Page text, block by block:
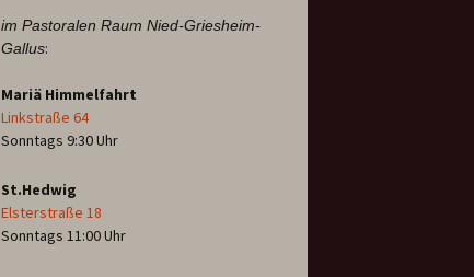
im Pastoralen Raum Nied-Griesheim-
Gallus:
Mariä Himmelfahrt
Linkstraße 64
Sonntags 9:30 Uhr
St.Hedwig
Elsterstraße 18
Sonntags 11:00 Uhr